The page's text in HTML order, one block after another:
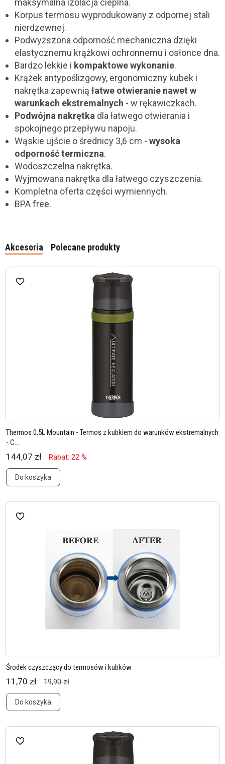
maksymalna izolacja cieplna.
Korpus termosu wyprodukowany z odpornej stali
nierdzewnej.
Podwyższona odporność mechaniczna dzięki
elastycznemu krążkowi ochronnemu i osłonce dna.
Bardzo lekkie i kompaktowe wykonanie.
Krążek antypoślizgowy, ergonomiczny kubek i
nakrętka zapewnią łatwe otwieranie nawet w
warunkach ekstremalnych - w rękawiczkach.
Podwójna nakrętka dla łatwego otwierania i
spokojnego przepływu napoju.
Wąskie ujście o średnicy 3,6 cm - wysoka
odporność termiczna.
Wodoszczelna nakrętka.
Wyjmowana nakrętka dla łatwego czyszczenia.
Kompletna oferta części wymiennych.
BPA free.
Akcesoria Polecane produkty
Thermos 0,5L Mountain - Termos z kubkiem do warunków ekstremalnych
- C...
144,07 zł Rabat: 22 %
Do koszyka
Środek czyszczący do termosów i kubków
11,70 zł 19,90 zł
Do koszyka